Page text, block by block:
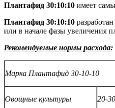
Плантафид 30:10:10 имеет
Плантафид 30:10:10
или в начале фазы увеличения
Рекомендуемые нормы расхода:
Марка Плантафид 30-10-10
Овощные культуры
20-